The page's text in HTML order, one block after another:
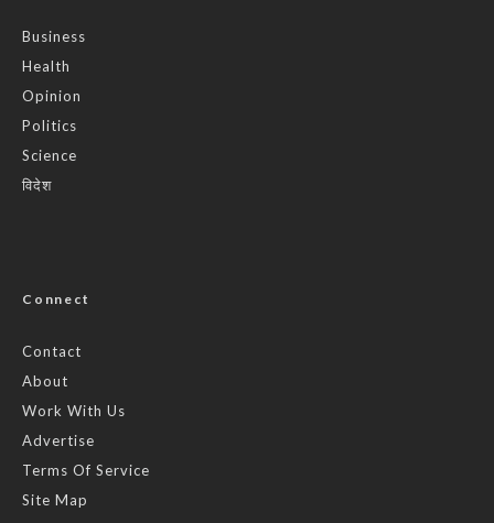
Business
Health
Opinion
Politics
Science
विदेश
Connect
Contact
About
Work With Us
Advertise
Terms Of Service
Site Map